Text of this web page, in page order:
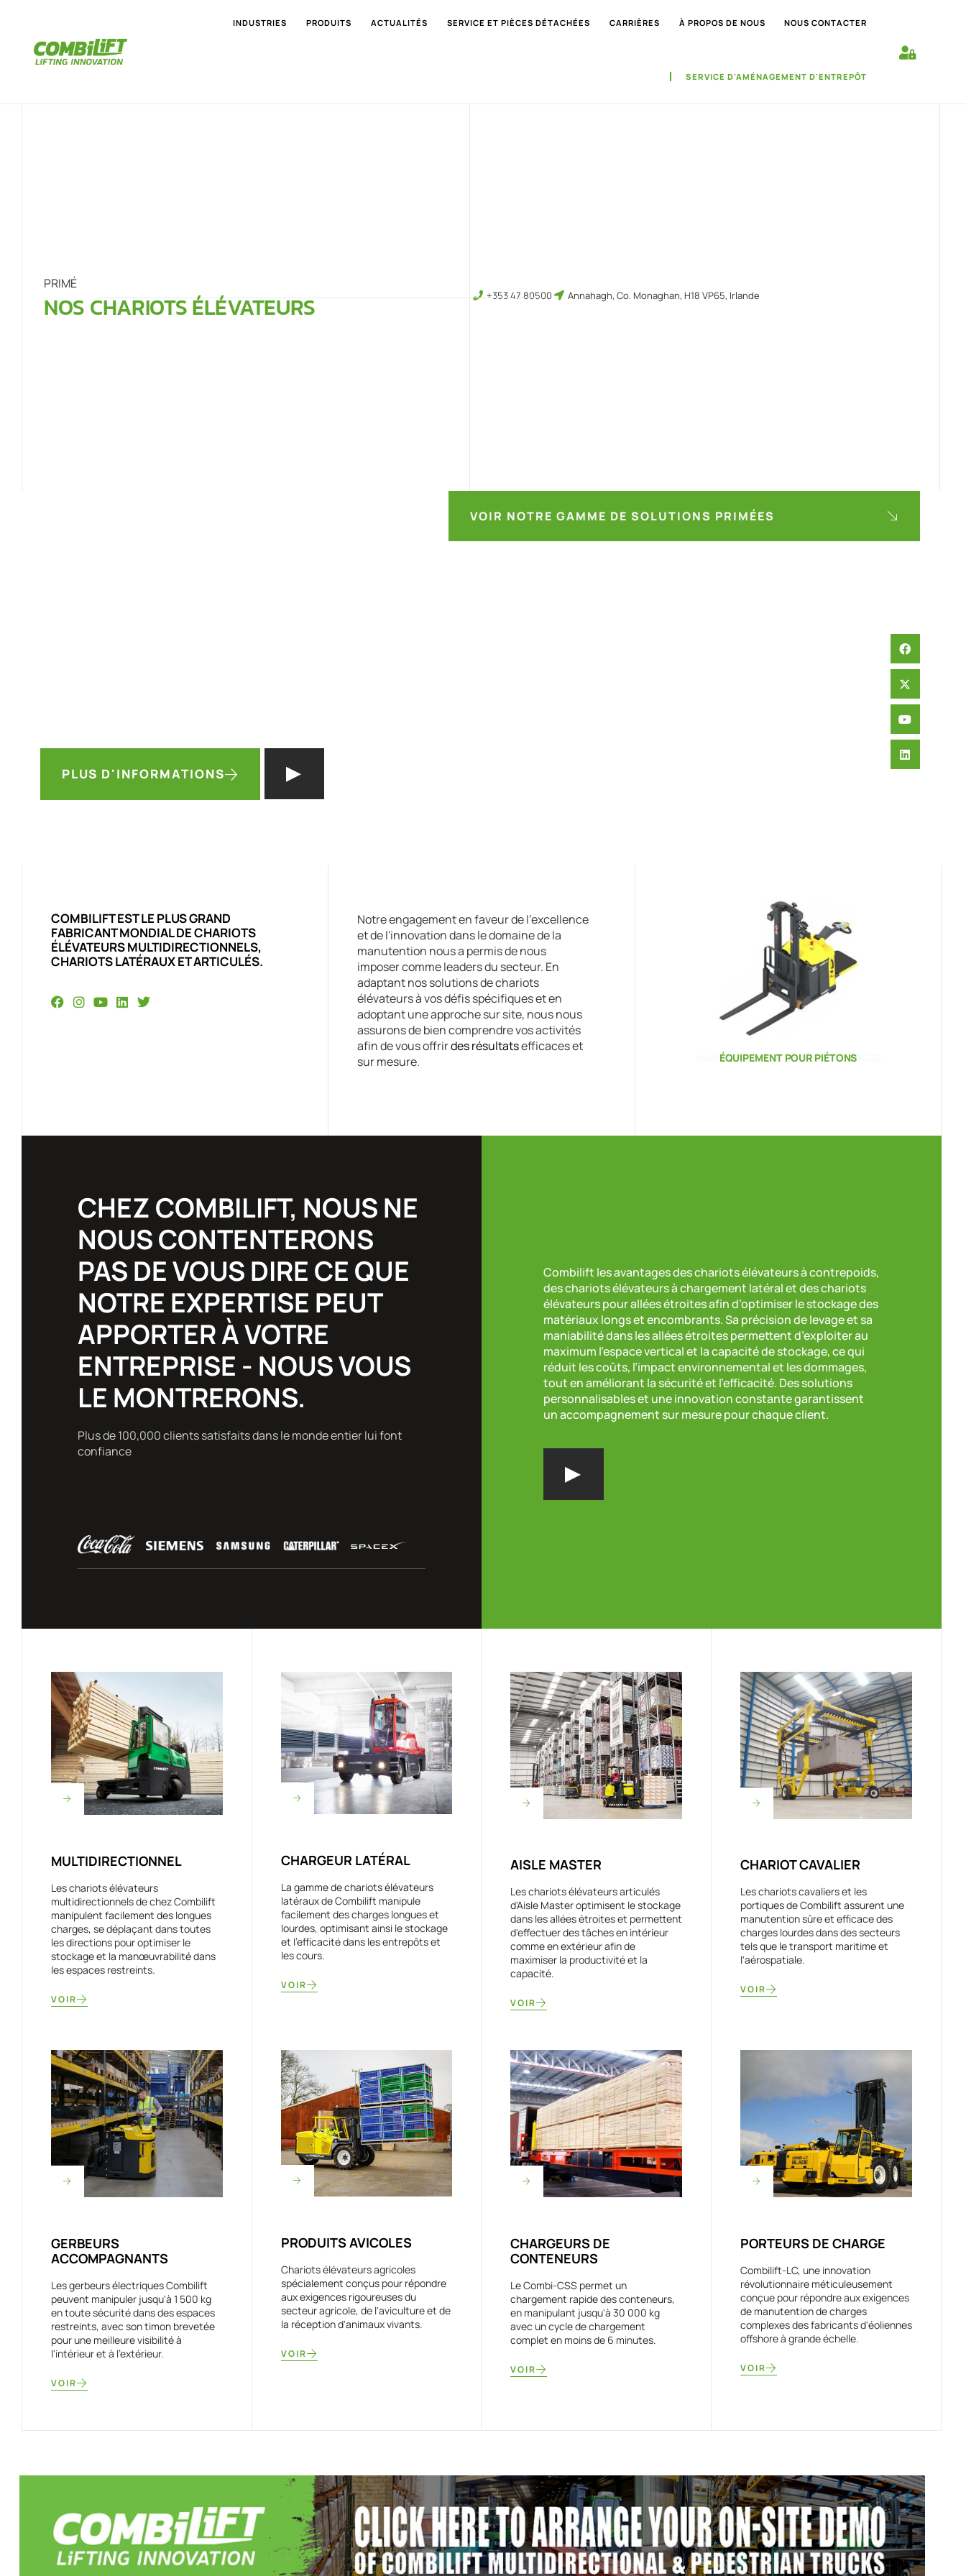
INDUSTRIES PRODUITS ACTUALITÉS SERVICE ET PIÈCES DÉTACHÉES CARRIÈRES À PROPOS DE NOUS NOUS CONTACTER
SERVICE D'AMÉNAGEMENT D'ENTREPÔT
PRIMÉ
NOS CHARIOTS ÉLÉVATEURS +353 47 80500 Annahagh, Co. Monaghan, H18 VP65, Irlande
VOIR NOTRE GAMME DE SOLUTIONS PRIMÉES
PLUS D'INFORMATIONS
COMBILIFT EST LE PLUS GRAND
FABRICANT MONDIAL DE CHARIOTS
ÉLÉVATEURS MULTIDIRECTIONNELS,
CHARIOTS LATÉRAUX ET ARTICULÉS.
Notre engagement en faveur de l'excellence
et de l'innovation dans le domaine de la
manutention nous a permis de nous
imposer comme leaders du secteur. En
adaptant nos solutions de chariots
élévateurs à vos défis spécifiques et en
adoptant une approche sur site, nous nous
assurons de bien comprendre vos activités
afin de vous offrirdes résultatsefficaces et
sur mesure.
ÉQUIPEMENT POUR PIÉTONS
CHEZ COMBILIFT, NOUS NE
NOUS CONTENTERONS
PAS DE VOUS DIRE CE QUE
NOTRE EXPERTISE PEUT
APPORTER À VOTRE
ENTREPRISE - NOUS VOUS
LE MONTRERONS.
Plus de 100,000 clients satisfaits dans le monde entier lui font
confiance
Combilift les avantages des chariots élévateurs à contrepoids,
des chariots élévateurs à chargement latéral et des chariots
élévateurs pour allées étroites afin d’optimiser le stockage des
matériaux longs et encombrants. Sa précision de levage et sa
maniabilité dans les allées étroites permettent d’exploiter au
maximum l’espace vertical et la capacité de stockage, ce qui
réduit les coûts, l’impact environnemental et les dommages,
tout en améliorant la sécurité et l’efficacité. Des solutions
personnalisables et une innovation constante garantissent
un accompagnement sur mesure pour chaque client.
MULTIDIRECTIONNEL
Les chariots élévateurs
multidirectionnels de chez Combilift
manipulent facilement des longues
charges, se déplaçant dans toutes
les directions pour optimiser le
stockage et la manœuvrabilité dans
les espaces restreints.
VOIR
CHARGEUR LATÉRAL
La gamme de chariots élévateurs
latéraux de Combilift manipule
facilement des charges longues et
lourdes, optimisant ainsi le stockage
et l'efficacité dans les entrepôts et
les cours.
VOIR
AISLE MASTER
Les chariots élévateurs articulés
d'Aisle Master optimisent le stockage
dans les allées étroites et permettent
d'effectuer des tâches en intérieur
comme en extérieur afin de
maximiser la productivité et la
capacité.
VOIR
CHARIOT CAVALIER
Les chariots cavaliers et les
portiques de Combilift assurent une
manutention sûre et efficace des
charges lourdes dans des secteurs
tels que le transport maritime et
l'aérospatiale.
VOIR
GERBEURS
ACCOMPAGNANTS
Les gerbeurs électriques Combilift
peuvent manipuler jusqu'à 1 500 kg
en toute sécurité dans des espaces
restreints, avec son timon brevetée
pour une meilleure visibilité à
l'intérieur et à l'extérieur.
VOIR
PRODUITS AVICOLES
Chariots élévateurs agricoles
spécialement conçus pour répondre
aux exigences rigoureuses du
secteur agricole, de l'aviculture et de
la réception d'animaux vivants.
VOIR
CHARGEURS DE
CONTENEURS
Le Combi-CSS permet un
chargement rapide des conteneurs,
en manipulant jusqu'à 30 000 kg
avec un cycle de chargement
complet en moins de 6 minutes.
VOIR
PORTEURS DE CHARGE
Combilift-LC, une innovation
révolutionnaire méticuleusement
conçue pour répondre aux exigences
de manutention de charges
complexes des fabricants d'éoliennes
offshore à grande échelle.
VOIR